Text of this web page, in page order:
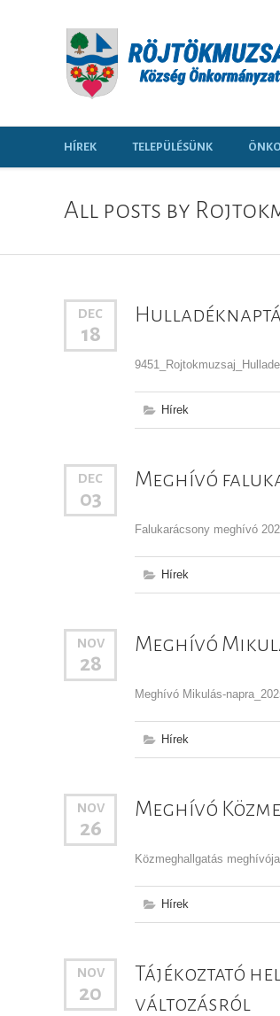
HÍREK TELEPÜLÉSÜNK
All posts by
DEC
18
Hírek
DEC
03
Meghívó
Falukarácsony meghívó
Hírek
NOV
28
Meghívó
Meghívó Mikulás-
Hírek
NOV
26
Meghívó
Közmeghallgatás
Hírek
NOV
20
Tájékoztató
változásról